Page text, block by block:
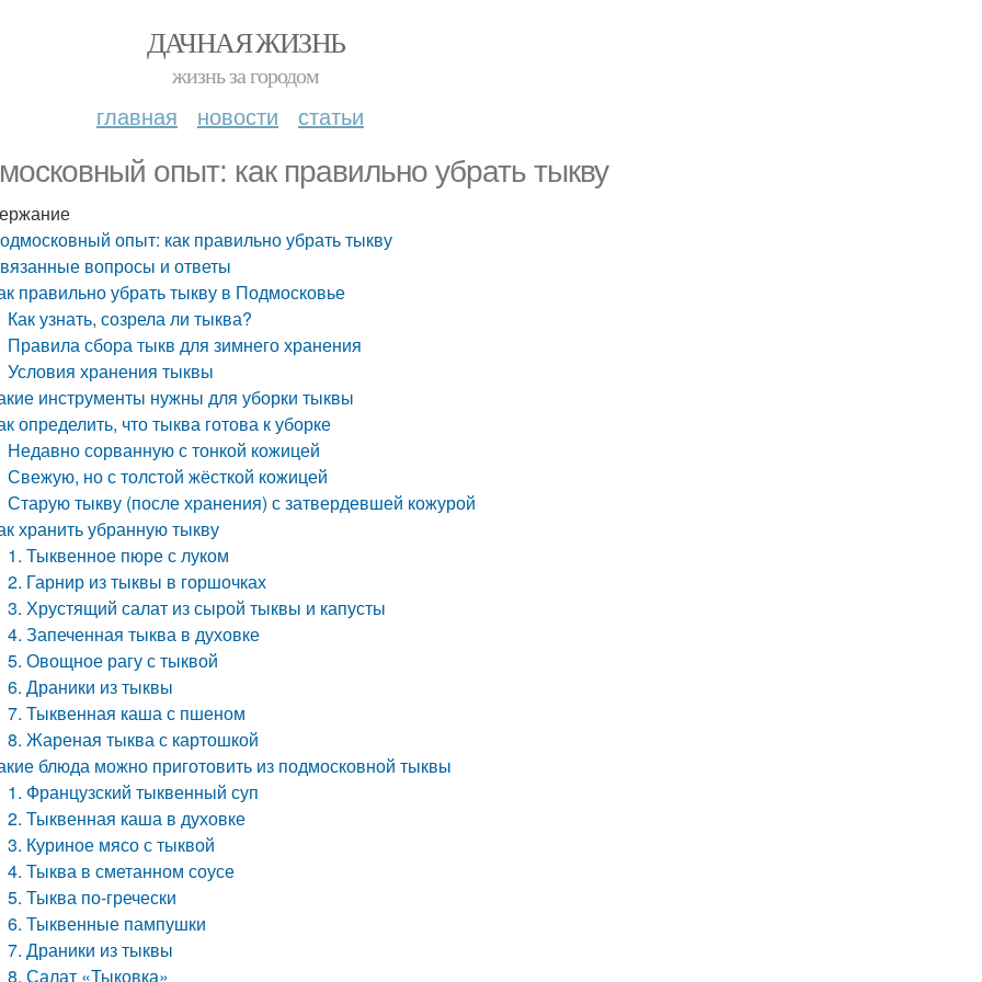
ДАЧНАЯ ЖИЗНЬ
жизнь за городом
главная новости статьи
опыт: как правильно убрать тыкву
опыт: как правильно убрать тыкву
вопросы и ответы
правильно убрать тыкву в Подмосковье
Как узнать, созрела ли тыква?
Правила сбора тыкв для зимнего хранения
Условия хранения тыквы
инструменты нужны для уборки тыквы
определить, что тыква готова к уборке
Недавно сорванную с тонкой кожицей
Свежую, но с толстой жёсткой кожицей
Старую тыкву (после хранения) с затвердевшей кожурой
хранить убранную тыкву
1. Тыквенное пюре с луком
2. Гарнир из тыквы в горшочках
3. Хрустящий салат из сырой тыквы и капусты
4. Запеченная тыква в духовке
5. Овощное рагу с тыквой
6. Драники из тыквы
7. Тыквенная каша с пшеном
8. Жареная тыква с картошкой
блюда можно приготовить из подмосковной тыквы
1. Французский тыквенный суп
2. Тыквенная каша в духовке
3. Куриное мясо с тыквой
4. Тыква в сметанном соусе
5. Тыква по-гречески
6. Тыквенные пампушки
7. Драники из тыквы
8. Салат «Тыковка»